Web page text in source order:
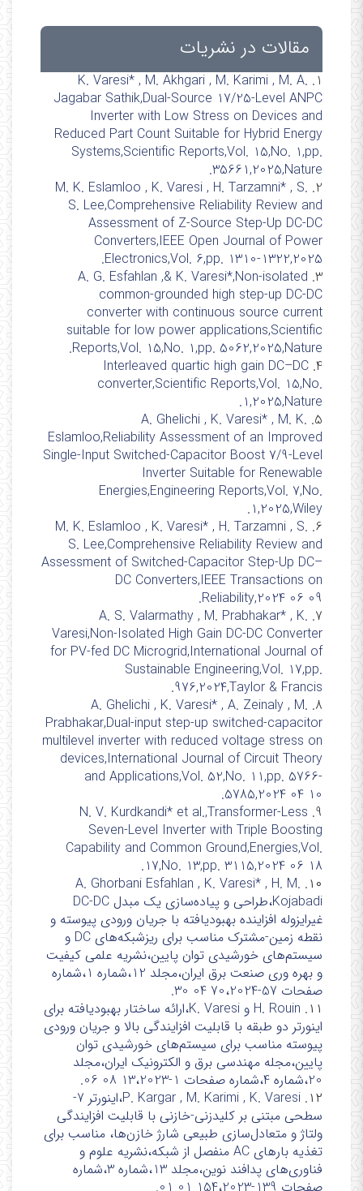
مقالات در نشریات
1.
K. Varesi* , M. Akhgari , M. Karimi , M. A.
Jagabar Sathik,Dual-Source 17/25-Level ANPC
Inverter with Low Stress on Devices and
Reduced Part Count Suitable for Hybrid Energy
Systems,Scientific Reports,Vol. 15,No. 1,pp.
35661,2025,Nature.
2.
M. K. Eslamloo , K. Varesi , H. Tarzamni* , S.
S. Lee,Comprehensive Reliability Review and
Assessment of Z-Source Step-Up DC-DC
Converters,IEEE Open Journal of Power
Electronics,Vol. 6,pp. 1310-1322,2025.
3.
A. G. Esfahlan ,& K. Varesi*,Non-isolated
common-grounded high step-up DC-DC
converter with continuous source current
suitable for low power applications,Scientific
Reports,Vol. 15,No. 1,pp. 5062,2025,Nature.
4.
Interleaved quartic high gain DC–DC
converter,Scientific Reports,Vol. 15,No.
1,2025,Nature.
5.
A. Ghelichi , K. Varesi* , M. K.
Eslamloo,Reliability Assessment of an Improved
Single‐Input Switched‐Capacitor Boost 7/9‐Level
Inverter Suitable for Renewable
Energies,Engineering Reports,Vol. 7,No.
1,2025,Wiley.
6.
M. K. Eslamloo , K. Varesi* , H. Tarzamni , S.
S. Lee,Comprehensive Reliability Review and
Assessment of Switched-Capacitor Step-Up DC–
DC Converters,IEEE Transactions on
Reliability,2024 06 09.
7.
A. S. Valarmathy , M. Prabhakar* , K.
Varesi,Non-Isolated High Gain DC-DC Converter
for PV-fed DC Microgrid,International Journal of
Sustainable Engineering,Vol. 17,pp.
976,2024,Taylor & Francis.
8.
A. Ghelichi , K. Varesi* , A. Zeinaly , M.
Prabhakar,Dual-input step-up switched-capacitor
multilevel inverter with reduced voltage stress on
devices,International Journal of Circuit Theory
and Applications,Vol. 52,No. 11,pp. 5766-
5785,2024 04 10.
9.
N. V. Kurdkandi* et al.,Transformer-Less
Seven-Level Inverter with Triple Boosting
Capability and Common Ground,Energies,Vol.
17,No. 13,pp. 3115,2024 06 18.
۱۰. A. Ghorbani Esfahlan , K. Varesi* , H. M.
Kojabadi،طراحی و پیاده‌سازی یک مبدل DC-DC
غیرایزوله افزاینده بهبودیافته با جریان ورودی پیوسته و
نقطه زمین-مشترک مناسب برای ریزشبکه‌های DC و
سیستم‌های خورشیدی توان پایین،نشریه علمی کیفیت
و بهره وری صنعت برق ایران،مجلد 12،شماره 1،شماره
صفحات 57-70،2024 04 30.
۱۱.
H. Rouin و K. Varesi،ارائه ساختار بهبودیافته برای
اینورتر دو طبقه با قابلیت افزایندگی بالا و جریان ورودی
پیوسته مناسب برای سیستم‌های خورشیدی توان
پایین،مجله مهندسی برق و الکترونیک ایران،مجلد
20،شماره 4،شماره صفحات 1-13،2023 08 06.
۱۲.
P. Kargar , M. Karimi , K. Varesi،اینورتر 7-
سطحی مبتنی بر کلیدزنی-خازنی با قابلیت افزایندگی
ولتاژ و متعادل‌سازی طبیعی شارژ خازن‌ها، مناسب برای
تغذیه بارهای AC منفصل از شبکه،نشریه علوم و
فناوری‌های پدافند نوین،مجلد 13،شماره 3،شماره